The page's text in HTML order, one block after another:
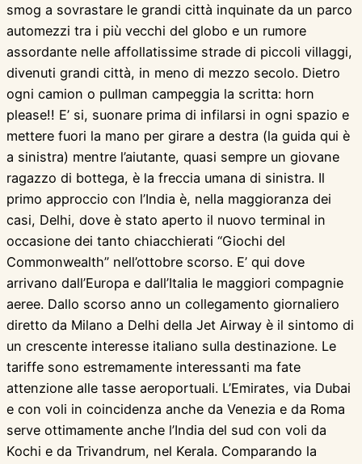
smog a sovrastare le grandi città inquinate da un parco
automezzi tra i più vecchi del globo e un rumore
assordante nelle affollatissime strade di piccoli villaggi,
divenuti grandi città, in meno di mezzo secolo. Dietro
ogni camion o pullman campeggia la scritta: horn
please!! E’ si, suonare prima di infilarsi in ogni spazio e
mettere fuori la mano per girare a destra (la guida qui è
a sinistra) mentre l’aiutante, quasi sempre un giovane
ragazzo di bottega, è la freccia umana di sinistra. Il
primo approccio con l’India è, nella maggioranza dei
casi, Delhi, dove è stato aperto il nuovo terminal in
occasione dei tanto chiacchierati “Giochi del
Commonwealth” nell’ottobre scorso. E’ qui dove
arrivano dall’Europa e dall’Italia le maggiori compagnie
aeree. Dallo scorso anno un collegamento giornaliero
diretto da Milano a Delhi della Jet Airway è il sintomo di
un crescente interesse italiano sulla destinazione. Le
tariffe sono estremamente interessanti ma fate
attenzione alle tasse aeroportuali. L’Emirates, via Dubai
e con voli in coincidenza anche da Venezia e da Roma
serve ottimamente anche l’India del sud con voli da
Kochi e da Trivandrum, nel Kerala. Comparando la